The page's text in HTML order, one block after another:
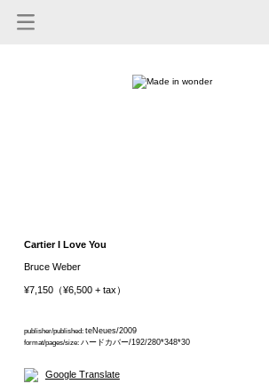
Cartier I Love You
Bruce Weber
¥7,150（¥6,500 + tax）
publisher/published: teNeues/2009
format/pages/size: ハードカバー/192/280*348*30
Google Translate